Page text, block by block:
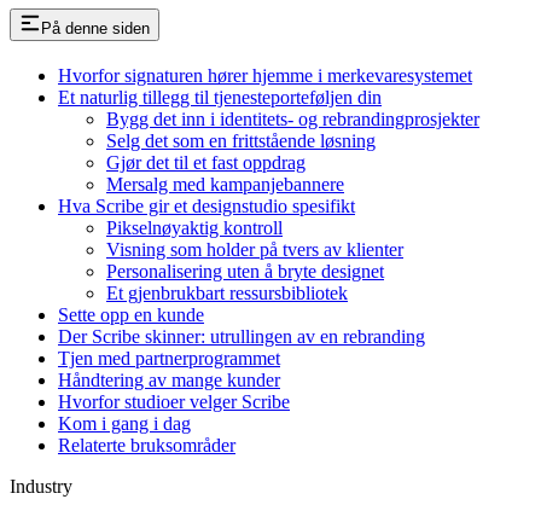
På denne siden
Hvorfor signaturen hører hjemme i merkevaresystemet
Et naturlig tillegg til tjenesteporteføljen din
Bygg det inn i identitets- og rebrandingprosjekter
Selg det som en frittstående løsning
Gjør det til et fast oppdrag
Mersalg med kampanjebannere
Hva Scribe gir et designstudio spesifikt
Pikselnøyaktig kontroll
Visning som holder på tvers av klienter
Personalisering uten å bryte designet
Et gjenbrukbart ressursbibliotek
Sette opp en kunde
Der Scribe skinner: utrullingen av en rebranding
Tjen med partnerprogrammet
Håndtering av mange kunder
Hvorfor studioer velger Scribe
Kom i gang i dag
Relaterte bruksområder
Industry